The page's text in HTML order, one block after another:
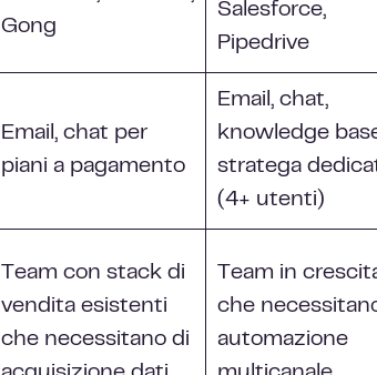
Gong
Salesforce,
Pipedrive
Email, chat per
piani a pagamento
Email, chat,
knowledge
stratega
(4+ utenti)
Team con stack di
vendita esistenti
che necessitano di
Team in
che
automazione